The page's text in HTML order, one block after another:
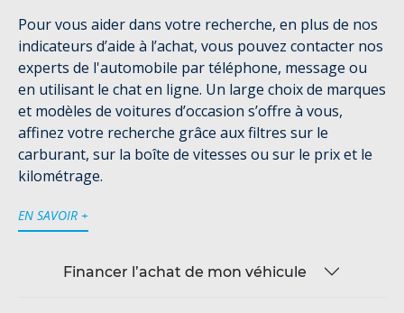
Pour vous aider dans votre recherche, en plus de nos
indicateurs d’aide à l’achat, vous pouvez contacter nos
experts de l'automobile par téléphone, message ou
en utilisant le chat en ligne. Un large choix de marques
et modèles de voitures d’occasion s’offre à vous,
affinez votre recherche grâce aux filtres sur le
carburant, sur la boîte de vitesses ou sur le prix et le
kilométrage.
EN SAVOIR +
Financer l’achat de mon véhicule